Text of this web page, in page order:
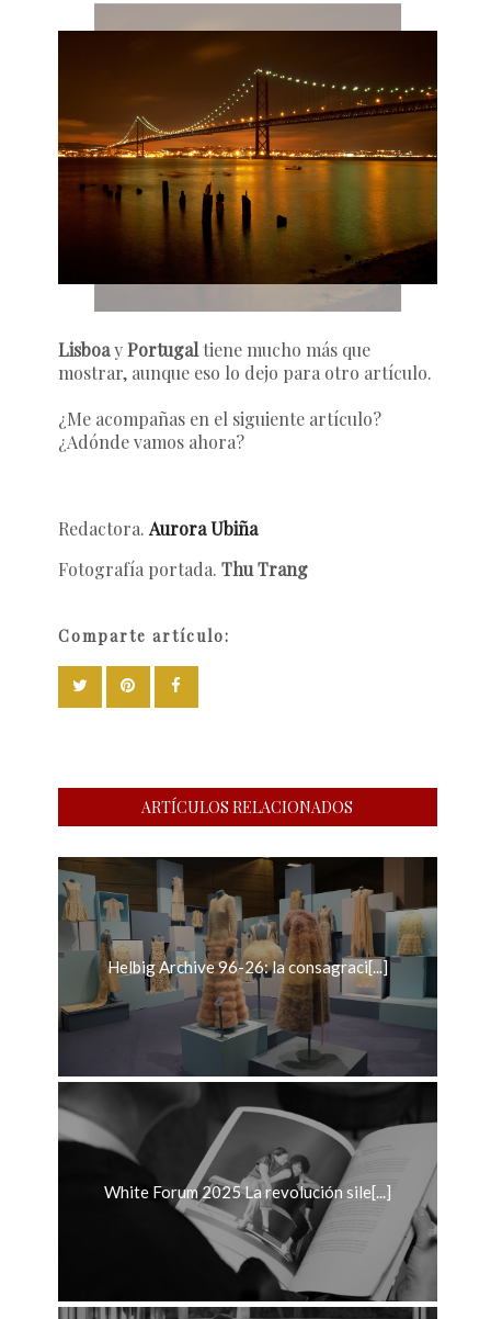
LisboayPortugal tiene mucho más que
mostrar, aunque eso lo dejo para otro artículo.
¿Me acompañas en el siguiente artículo?
¿Adónde vamos ahora?
Redactora. Aurora Ubiña
Fotografía portada. Thu Trang
Comparte artículo:
ARTÍCULOS RELACIONADOS
Helbig Archive 96-26: la consagraci[...]
White Forum 2025 La revolución sile[...]